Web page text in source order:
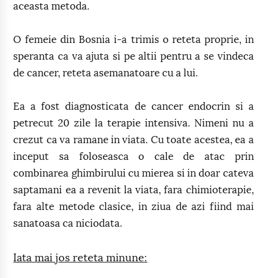
aceasta metoda.
O femeie din Bosnia i-a trimis o reteta proprie, in
speranta ca va ajuta si pe altii pentru a se vindeca
de cancer, reteta asemanatoare cu a lui.
Ea a fost diagnosticata de cancer endocrin si a
petrecut 20 zile la terapie intensiva. Nimeni nu a
crezut ca va ramane in viata. Cu toate acestea, ea a
inceput sa foloseasca o cale de atac prin
combinarea ghimbirului cu mierea si in doar cateva
saptamani ea a revenit la viata, fara chimioterapie,
fara alte metode clasice, in ziua de azi fiind mai
sanatoasa ca niciodata.
Iata mai jos reteta minune: